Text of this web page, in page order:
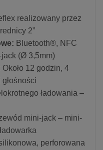
realizowany przez
2”
Bluetooth®, NFC
jack (Ø 3,5mm)
Około 12 godzin, 4
ładowania –
mini-jack – mini-
perforowana